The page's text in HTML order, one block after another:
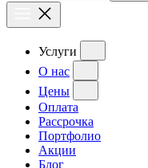
Услуги
О нас
Цены
Оплата
Рассрочка
Портфолио
Акции
Блог